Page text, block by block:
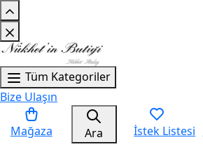
Tüm Kategoriler
Bize Ulaşın
Mağaza Ara İstek Listesi